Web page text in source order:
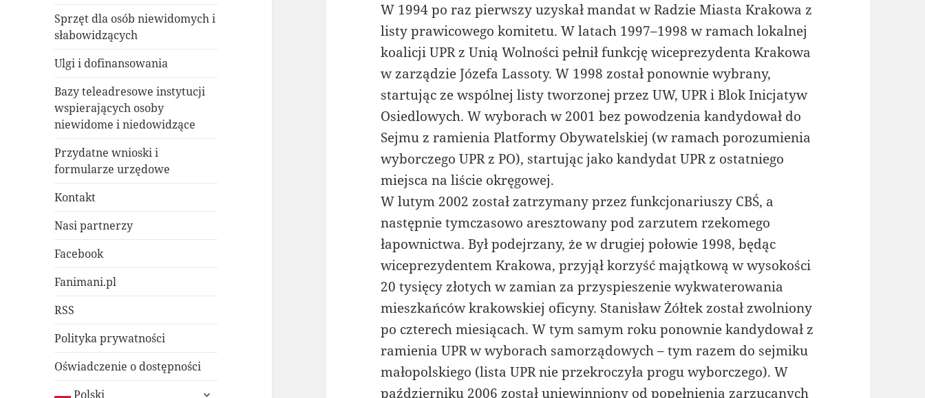
Sprzęt dla osób niewidomych i
słabowidzących
Ulgi i dofinansowania
Bazy teleadresowe instytucji
wspierających osoby
niewidome i niedowidzące
Przydatne wnioski i
formularze urzędowe
Kontakt
Nasi partnerzy
Facebook
Fanimani.pl
RSS
Polityka prywatności
Oświadczenie o dostępności
Polski
rozwiń
W 1994 po raz pierwszy uzyskał mandat w Radzie Miasta Krakowa z
listy prawicowego komitetu. W latach 1997–1998 w ramach lokalnej
koalicji UPR z Unią Wolności pełnił funkcję wiceprezydenta Krakowa
w zarządzie Józefa Lassoty. W 1998 został ponownie wybrany,
startując ze wspólnej listy tworzonej przez UW, UPR i Blok Inicjatyw
Osiedlowych. W wyborach w 2001 bez powodzenia kandydował do
Sejmu z ramienia Platformy Obywatelskiej (w ramach porozumienia
wyborczego UPR z PO), startując jako kandydat UPR z ostatniego
miejsca na liście okręgowej.
W lutym 2002 został zatrzymany przez funkcjonariuszy CBŚ, a
następnie tymczasowo aresztowany pod zarzutem rzekomego
łapownictwa. Był podejrzany, że w drugiej połowie 1998, będąc
wiceprezydentem Krakowa, przyjął korzyść majątkową w wysokości
20 tysięcy złotych w zamian za przyspieszenie wykwaterowania
mieszkańców krakowskiej oficyny. Stanisław Żółtek został zwolniony
po czterech miesiącach. W tym samym roku ponownie kandydował z
ramienia UPR w wyborach samorządowych – tym razem do sejmiku
małopolskiego (lista UPR nie przekroczyła progu wyborczego). W
październiku 2006 został uniewinniony od popełnienia zarzucanych